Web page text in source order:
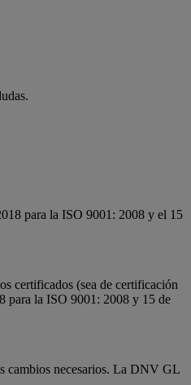
para la ISO 9001: 2008 y el 15
certificados (sea de certificación
para la ISO 9001: 2008 y 15 de
cambios necesarios. La DNV GL